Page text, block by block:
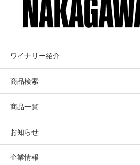
ワイナリー紹介
商品検索
商品一覧
お知らせ
企業情報